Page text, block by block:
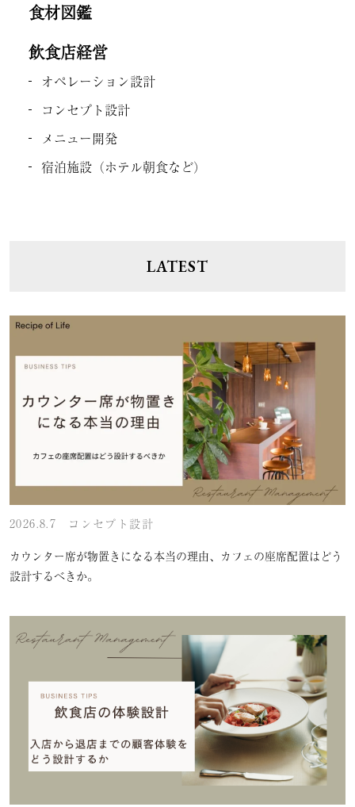
食材図鑑
飲食店経営
オペレーション設計
コンセプト設計
メニュー開発
宿泊施設（ホテル朝食など）
LATEST
2026.8.7 コンセプト設計
カウンター席が物置きになる本当の理由、カフェの座席配置はどう
設計するべきか。